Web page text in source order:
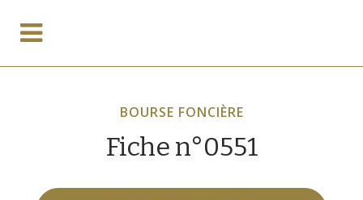
BOURSE FONCIÈRE
Fiche n°0551